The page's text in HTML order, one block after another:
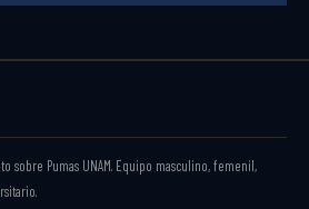
sobre Pumas UNAM. Equipo masculino, femenil,